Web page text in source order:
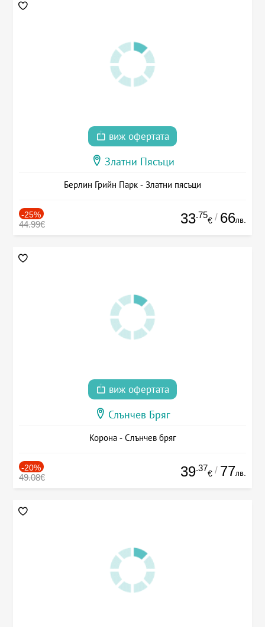
виж офертата
Златни Пясъци
Берлин Грийн Парк - Златни пясъци
-25%
44.99€ 33.75
€ / 66лв.
виж офертата
Слънчев Бряг
Корона - Слънчев бряг
-20%
49.08€ 39.37
€ / 77лв.